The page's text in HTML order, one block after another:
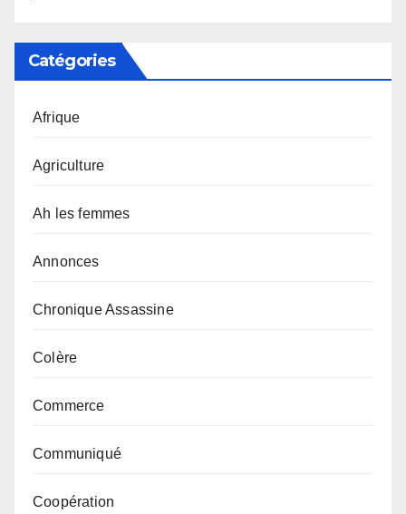
Catégories
Afrique
Agriculture
Ah les femmes
Annonces
Chronique Assassine
Colère
Commerce
Communiqué
Coopération